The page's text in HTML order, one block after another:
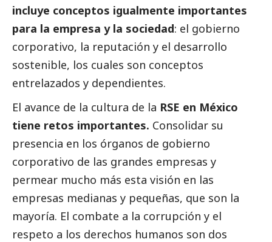
incluye conceptos igualmente importantes
para la empresa y la sociedad: el gobierno
corporativo, la reputación y el desarrollo
sostenible, los cuales son conceptos
entrelazados y dependientes.
El avance de la cultura de la RSE en México
tiene retos importantes. Consolidar su
presencia en los órganos de gobierno
corporativo de las grandes empresas y
permear mucho más esta visión en las
empresas medianas y pequeñas, que son la
mayoría. El combate a la corrupción y el
respeto a los derechos humanos son dos